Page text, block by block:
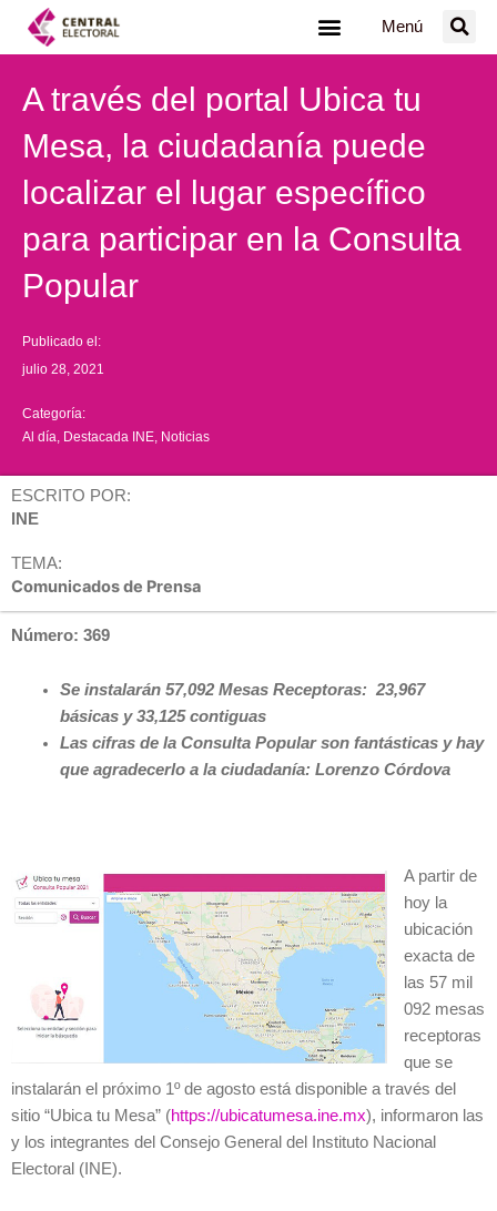
Menú
A través del portal Ubica tu
Mesa, la ciudadanía puede
localizar el lugar específico
para participar en la Consulta
Popular
Publicado el:
julio 28, 2021
Categoría:
Al día Destacada INE Noticias
ESCRITO POR:
INE
TEMA:
Comunicados de Prensa
Número: 369
Se instalarán 57,092 Mesas Receptoras: 23,967
básicas y 33,125 contiguas
Las cifras de la Consulta Popular son fantásticas y hay
que agradecerlo a la ciudadanía: Lorenzo Córdova
A partir de
hoy la
ubicación
exacta de
las 57 mil
092 mesas
receptoras
que se
instalarán el próximo 1º de agosto está disponible a través del
sitio “Ubica tu Mesa” (https://ubicatumesa.ine.mx), informaron las
y los integrantes del Consejo General del Instituto Nacional
Electoral (INE).